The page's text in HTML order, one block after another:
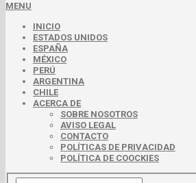
MENU
INICIO
ESTADOS UNIDOS
ESPAÑA
MÉXICO
PERÚ
ARGENTINA
CHILE
ACERCA DE
SOBRE NOSOTROS
AVISO LEGAL
CONTACTO
POLÍTICAS DE PRIVACIDAD
POLÍTICA DE COOCKIES